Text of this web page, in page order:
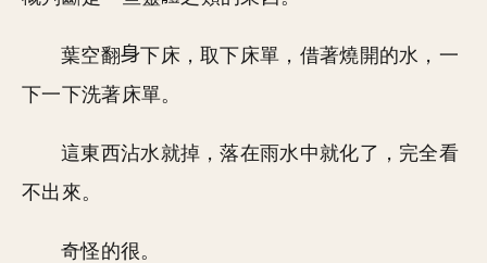
葉空翻
下床，取下床單，借著燒開的水，一
下一下洗著床單。
這東西沾水就掉，落在雨水中就化了，完全看
不出來。
奇怪的很。